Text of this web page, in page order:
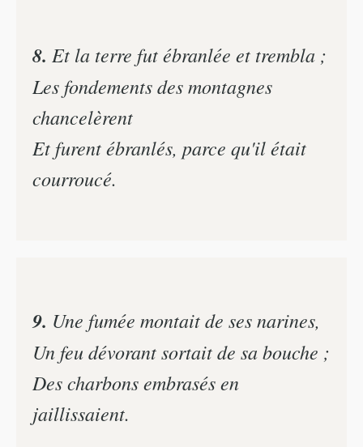
8. Et la terre fut ébranlée et trembla ;
Les fondements des montagnes
chancelèrent
Et furent ébranlés, parce qu'il était
courroucé.
9. Une fumée montait de ses narines,
Un feu dévorant sortait de sa bouche ;
Des charbons embrasés en
jaillissaient.